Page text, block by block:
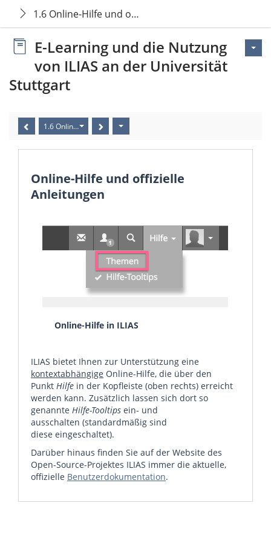
1.6 Online-Hilfe und offizielle Anleitungen
E-Learning und die Nutzung
von ILIAS an der Universität
Stuttgart
1.6 Online-Hilfe und offizielle Anleitungen
Online-Hilfe und offizielle
Anleitungen
Online-Hilfe in ILIAS
ILIAS bietet Ihnen zur Unterstützung eine
kontextabhängige Online-Hilfe, die über den
Punkt Hilfe in der Kopfleiste (oben rechts) erreicht
werden kann. Zusätzlich lassen sich dort so
genannte Hilfe-Tooltips ein- und
ausschalten (standardmäßig sind
diese eingeschaltet).
Darüber hinaus finden Sie auf der Website des
Open-Source-Projektes ILIAS immer die aktuelle,
offizielle Benutzerdokumentation.